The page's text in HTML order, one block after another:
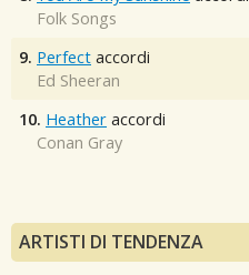
Folk Songs
9. Perfect accordi
Ed Sheeran
10. Heather accordi
Conan Gray
ARTISTI DI TENDENZA